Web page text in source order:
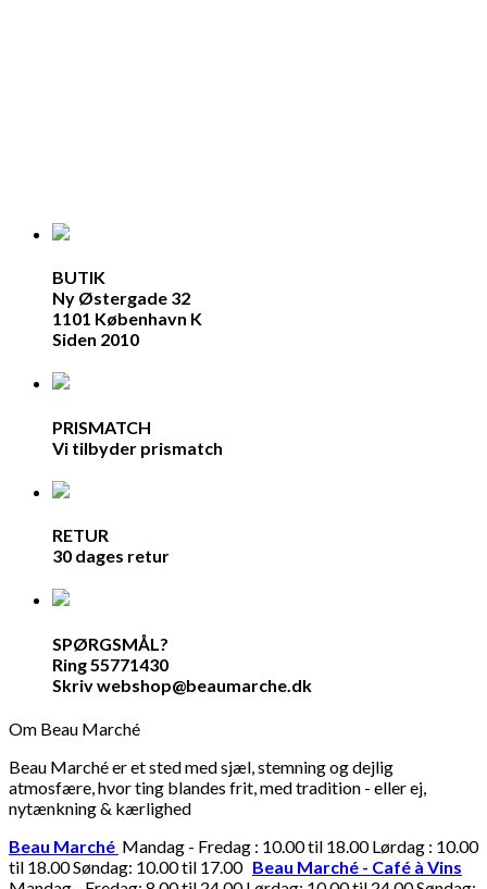
BUTIK
Ny Østergade 32
1101 København K
Siden 2010
PRISMATCH
Vi tilbyder prismatch
RETUR
30 dages retur
SPØRGSMÅL?
Ring 55771430
Skriv webshop@beaumarche.dk
Om Beau Marché
Beau Marché er et sted med sjæl, stemning og dejlig
atmosfære, hvor ting blandes frit, med tradition - eller ej,
nytænkning & kærlighed
Beau Marché Mandag - Fredag : 10.00 til 18.00 Lørdag : 10.00
til 18.00 Søndag: 10.00 til 17.00 Beau Marché - Café à Vins